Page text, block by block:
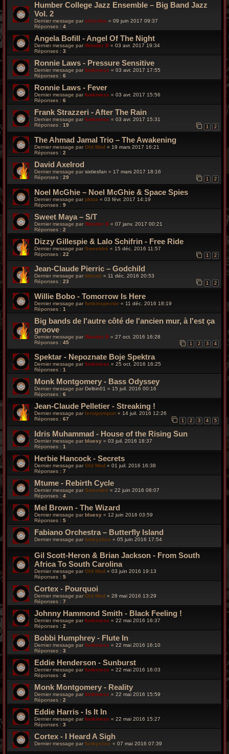
Humber College Jazz Ensemble – Big Band Jazz
Vol. 2
Dernier message par silverfox « 09 juin 2017 09:37
Réponses : 4
Angela Bofill ‎- Angel Of The Night
Dernier message parWonder B « 03 avr. 2017 19:34
Réponses : 3
Ronnie Laws - Pressure Sensitive
Dernier message par funkiness « 03 avr. 2017 17:55
Réponses : 6
Ronnie Laws - Fever
Dernier message parfunkiness « 03 avr. 2017 15:56
Réponses : 6
Frank Strazzeri - After The Rain
Dernier message par funkiness « 03 avr. 2017 15:31
Réponses : 19 1 2
The Ahmad Jamal Trio ‎– The Awakening
Dernier message parOld Mod « 19 mars 2017 16:21
Réponses : 2
David Axelrod
Dernier message par sixtiesfan « 17 mars 2017 18:16
Réponses : 29 1 2
Noel McGhie ‎– Noel McGhie & Space Spies
Dernier message parpktza « 03 févr. 2017 14:19
Réponses : 9
Sweet Maya – S/T
Dernier message par Wonder B « 07 janv. 2017 00:21
Réponses : 2
Dizzy Gillespie & Lalo Schifrin - Free Ride
Dernier message parSweetdré « 15 déc. 2016 11:57
Réponses : 22 1 2
Jean-Claude Pierric – Godchild
Dernier message par titisoul « 11 déc. 2016 20:53
Réponses : 23 1 2
Willie Bobo - Tomorrow Is Here
Dernier message parfunkinspector « 11 déc. 2016 18:19
Réponses : 1
Big bands de l'autre côté de l'ancien mur, à l'est ça
groove
Dernier message par Wonder B « 27 oct. 2016 16:28
Réponses : 45 1 2 3 4
Spektar - Nepoznate Boje Spektra
Dernier message parfunkiness « 25 oct. 2016 16:25
Réponses : 1
Monk Montgomery - Bass Odyssey
Dernier message par Delbin01 « 15 juil. 2016 00:16
Réponses : 6
Jean-Claude Pelletier - Streaking !
Dernier message parleroipompon « 14 juil. 2016 12:26
Réponses : 67 1 2 3 4 5
Idris Muhammad - House of the Rising Sun
Dernier message par bluesy « 03 juil. 2016 18:37
Réponses : 1
Herbie Hancock - Secrets
Dernier message parOld Mod « 01 juil. 2016 16:38
Réponses : 7
Mtume - Rebirth Cycle
Dernier message par Sweetdré « 22 juin 2016 08:07
Réponses : 4
Mel Brown - The Wizard
Dernier message parbluesy « 12 juin 2016 03:59
Réponses : 5
Fabiano Orchestra – Butterfly Island
Dernier message par funkyslice « 05 juin 2016 17:54
Gil Scott-Heron & Brian Jackson - From South
Africa To South Carolina
Dernier message par Old Mod « 03 juin 2016 19:13
Réponses : 5
Cortex - Pourquoi
Dernier message par Old Mod « 28 mai 2016 13:29
Réponses : 7
Johnny Hammond Smith - Black Feeling !
Dernier message parfunkiness « 22 mai 2016 16:37
Réponses : 2
Bobbi Humphrey - Flute In
Dernier message par funkiness « 22 mai 2016 16:10
Réponses : 3
Eddie Henderson - Sunburst
Dernier message parfunkiness « 22 mai 2016 16:03
Réponses : 4
Monk Montgomery - Reality
Dernier message par funkiness « 22 mai 2016 15:59
Réponses : 2
Eddie Harris - Is It In
Dernier message parfunkiness « 22 mai 2016 15:27
Réponses : 3
Cortex - I Heard A Sigh
Dernier message par funkyslice « 07 mai 2016 07:39